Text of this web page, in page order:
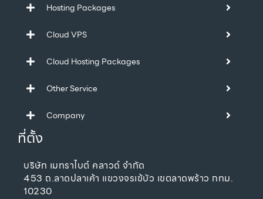
Hosting Packages
Cloud VPS
Cloud Hosting Packages
Other Service
Company
ที่ตั้ง
บริษัท เมทราไบต์ คลาวด์ จำกัด
453 ถ.ลาดปลาเค้า แขวงจรเข้บัว เขตลาดพร้าว กทม.
10230